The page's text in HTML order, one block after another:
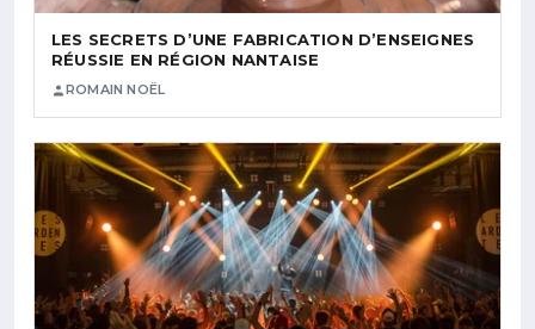
LES SECRETS D’UNE FABRICATION D’ENSEIGNES
RÉUSSIE EN RÉGION NANTAISE
ROMAIN NOËL